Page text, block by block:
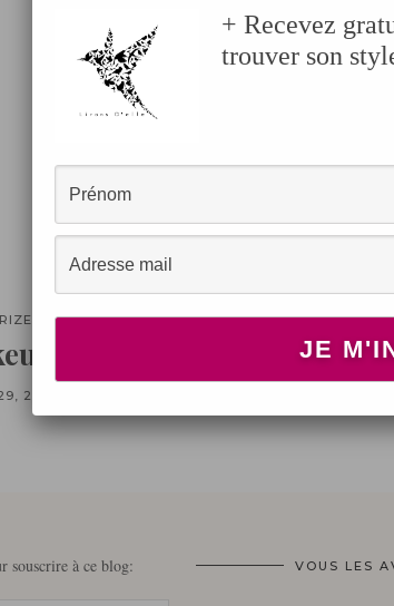
♦
2012
souscrire à ce blog: VOUS LES
+ Recevez
trouver son